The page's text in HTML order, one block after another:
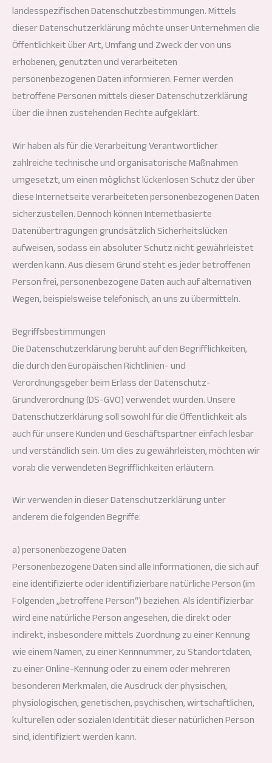
landesspezifischen Datenschutzbestimmungen. Mittels
dieser Datenschutzerklärung möchte unser Unternehmen die
Öffentlichkeit über Art, Umfang und Zweck der von uns
erhobenen, genutzten und verarbeiteten
personenbezogenen Daten informieren. Ferner werden
betroffene Personen mittels dieser Datenschutzerklärung
über die ihnen zustehenden Rechte aufgeklärt.
Wir haben als für die Verarbeitung Verantwortlicher
zahlreiche technische und organisatorische Maßnahmen
umgesetzt, um einen möglichst lückenlosen Schutz der über
diese Internetseite verarbeiteten personenbezogenen Daten
sicherzustellen. Dennoch können Internetbasierte
Datenübertragungen grundsätzlich Sicherheitslücken
aufweisen, sodass ein absoluter Schutz nicht gewährleistet
werden kann. Aus diesem Grund steht es jeder betroffenen
Person frei, personenbezogene Daten auch auf alternativen
Wegen, beispielsweise telefonisch, an uns zu übermitteln.
Begriffsbestimmungen
Die Datenschutzerklärung beruht auf den Begrifflichkeiten,
die durch den Europäischen Richtlinien- und
Verordnungsgeber beim Erlass der Datenschutz-
Grundverordnung (DS-GVO) verwendet wurden. Unsere
Datenschutzerklärung soll sowohl für die Öffentlichkeit als
auch für unsere Kunden und Geschäftspartner einfach lesbar
und verständlich sein. Um dies zu gewährleisten, möchten wir
vorab die verwendeten Begrifflichkeiten erläutern.
Wir verwenden in dieser Datenschutzerklärung unter
anderem die folgenden Begriffe:
a) personenbezogene Daten
Personenbezogene Daten sind alle Informationen, die sich auf
eine identifizierte oder identifizierbare natürliche Person (im
Folgenden „betroffene Person“) beziehen. Als identifizierbar
wird eine natürliche Person angesehen, die direkt oder
indirekt, insbesondere mittels Zuordnung zu einer Kennung
wie einem Namen, zu einer Kennnummer, zu Standortdaten,
zu einer Online-Kennung oder zu einem oder mehreren
besonderen Merkmalen, die Ausdruck der physischen,
physiologischen, genetischen, psychischen, wirtschaftlichen,
kulturellen oder sozialen Identität dieser natürlichen Person
sind, identifiziert werden kann.